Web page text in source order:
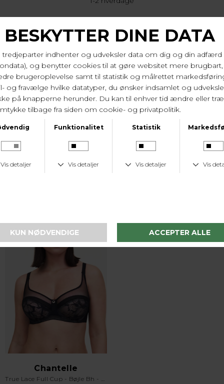
KUNDESERVICE
Tlf. 24 59 87 63
LAV FRAGTPRIS
Fast lav fragtpris på 19 kr.
Chantelle
True Lace Full Cup - Bøjle Bh - Sort